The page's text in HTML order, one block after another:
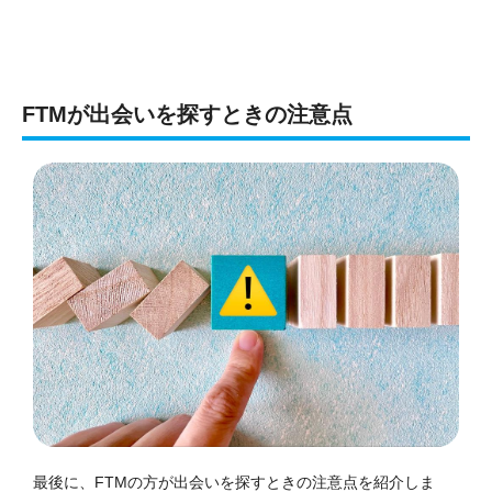
FTMが出会いを探すときの注意点
最後に、FTMの方が出会いを探すときの注意点を紹介しま